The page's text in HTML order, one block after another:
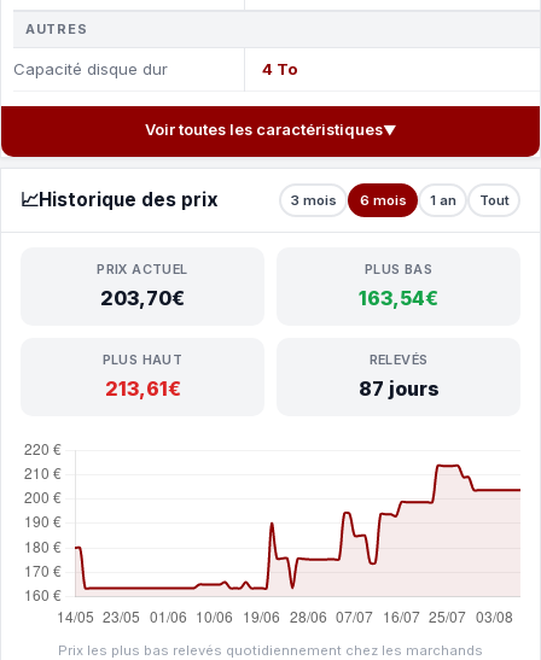
AUTRES
Capacité disque dur 4 To
Voir toutes les caractéristiques▼
📈Historique des prix 3 mois 6 mois 1 an Tout
PRIX ACTUEL
203,70€
PLUS BAS
163,54€
PLUS HAUT
213,61€
RELEVÉS
87 jours
Prix les plus bas relevés quotidiennement chez les marchands